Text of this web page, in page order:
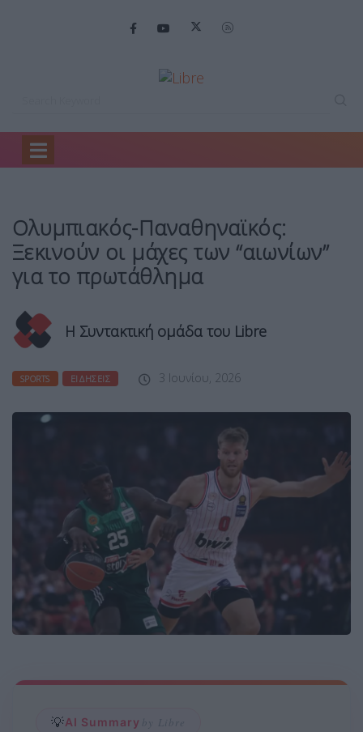
Home
Ολυμπιακός-Παναθηναϊκός: Ξεκινούν οι…
Ολυμπιακός-Παναθηναϊκός:
Ξεκινούν οι μάχες των “αιωνίων”
για το πρωτάθλημα
Η Συντακτική ομάδα του Libre
SPORTS ΕΙΔΉΣΕΙΣ 3 Ιουνίου, 2026
💡AI Summary by Libre